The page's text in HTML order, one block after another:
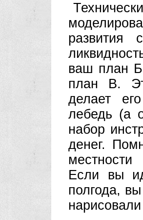
развития
ваш план
план В.
делает
лебедь (а
набор
денег.
Если вы
полгода,